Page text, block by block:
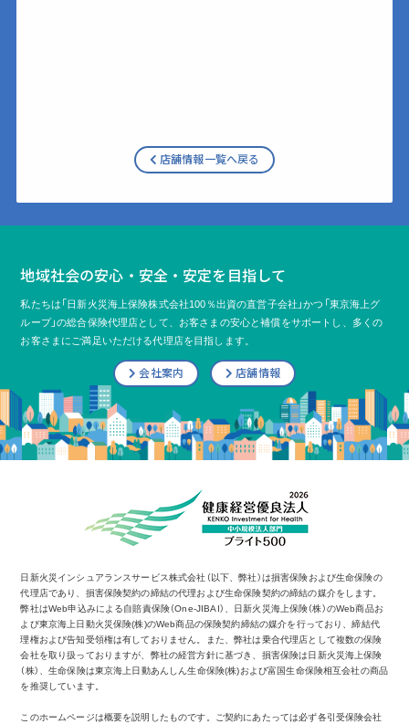
店舗情報一覧へ戻る
地域社会の安心・安全・安定を目指して
私たちは「日新火災海上保険株式会社100％出資の直営子会社」かつ「東京海上グ
ループ」の総合保険代理店として、 お客さまの安心と補償をサポートし、多くの
お客さまにご満足いただける代理店を目指します。
会社案内 店舗情報
日新火災インシュアランスサービス株式会社（以下、弊社）は損害保険および生命保険の
代理店であり、損害保険契約の締結の代理および生命保険契約の締結の媒介をします。
弊社はWeb申込みによる自賠責保険（One-JIBAI）、日新火災海上保険（株）のWeb商品お
よび東京海上日動火災保険(株)のWeb商品の保険契約締結の媒介を行っており、締結代
理権および告知受領権は有しておりません。また、弊社は乗合代理店として複数の保険
会社を取り扱っておりますが、弊社の経営方針に基づき、損害保険は日新火災海上保険
（株）、生命保険は東京海上日動あんしん生命保険(株)および富国生命保険相互会社の商品
を推奨しています。
このホームページは概要を説明したものです。ご契約にあたっては必ず各引受保険会社